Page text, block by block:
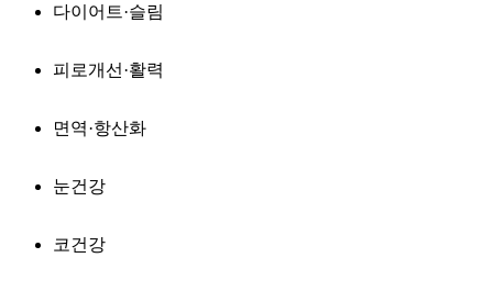
다이어트·슬림
피로개선·활력
면역·항산화
눈건강
코건강